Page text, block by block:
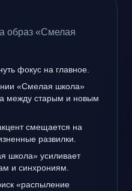
образ «Смелая
фокус на главное.
«Смелая школа»
между старым и новым
смещается на
развилки.
школа» усиливает
и синхрониям.
«распыление